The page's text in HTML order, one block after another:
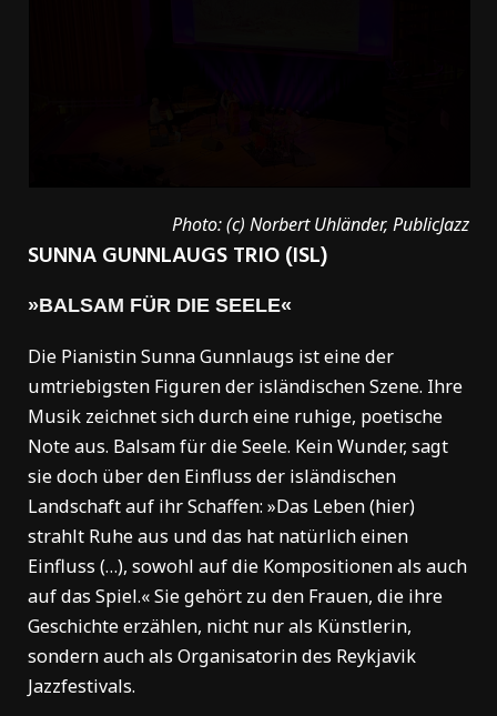
Photo: (c) Norbert Uhländer, PublicJazz
SUNNA GUNNLAUGS TRIO (ISL)
»BALSAM FÜR DIE SEELE«
Die Pianistin Sunna Gunnlaugs ist eine der
umtriebigsten Figuren der isländischen Szene. Ihre
Musik zeichnet sich durch eine ruhige, poetische
Note aus. Balsam für die Seele. Kein Wunder, sagt
sie doch über den Einfluss der isländischen
Landschaft auf ihr Schaffen: »Das Leben (hier)
strahlt Ruhe aus und das hat natürlich einen
Einfluss (…), sowohl auf die Kompositionen als auch
auf das Spiel.« Sie gehört zu den Frauen, die ihre
Geschichte erzählen, nicht nur als Künstlerin,
sondern auch als Organisatorin des Reykjavik
Jazzfestivals.